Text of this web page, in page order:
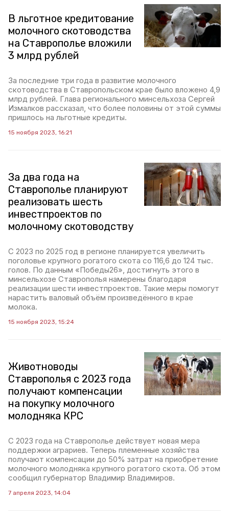
В льготное кредитование
молочного скотоводства
на Ставрополье вложили
3 млрд рублей
За последние три года в развитие молочного
скотоводства в Ставропольском крае было вложено 4,9
млрд рублей. Глава регионального минсельхоза Сергей
Измалков рассказал, что более половины от этой суммы
пришлось на льготные кредиты.
15 ноября 2023, 16:21
За два года на
Ставрополье планируют
реализовать шесть
инвестпроектов по
молочному скотоводству
С 2023 по 2025 год в регионе планируется увеличить
поголовье крупного рогатого скота со 116,6 до 124 тыс.
голов. По данным «Победы26», достигнуть этого в
минсельхозе Ставрополья намерены благодаря
реализации шести инвестпроектов. Такие меры помогут
нарастить валовый объём произведённого в крае
молока.
15 ноября 2023, 15:24
Животноводы
Ставрополья с 2023 года
получают компенсации
на покупку молочного
молодняка КРС
С 2023 года на Ставрополье действует новая мера
поддержки аграриев. Теперь племенные хозяйства
получают компенсации до 50% затрат на приобретение
молочного молодняка крупного рогатого скота. Об этом
сообщил губернатор Владимир Владимиров.
7 апреля 2023, 14:04